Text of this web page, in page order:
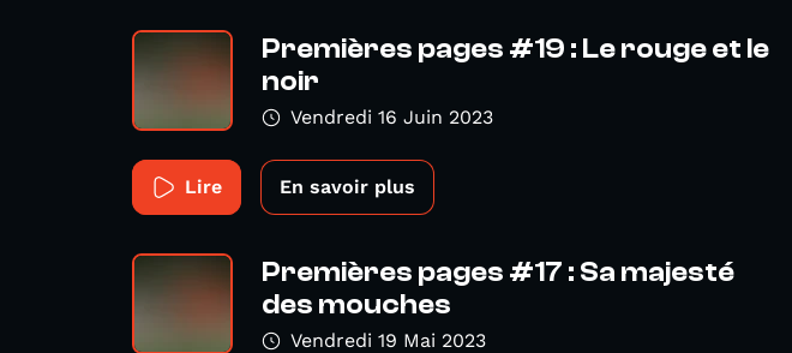
Premières pages #19 : Le rouge et le
noir
Vendredi 16 Juin 2023
Lire En savoir plus
Premières pages #17 : Sa majesté
des mouches
Vendredi 19 Mai 2023